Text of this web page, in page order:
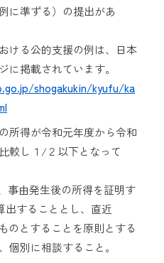
に準ずる）の提出があ
公的支援の例は、日本
に掲載されています。
shogakukin/kyufu/ka
所得が令和元年度から令和
較し１/２以下となって
由発生後の所得を証明す
出することとし、直近
とすることを原則とする
個別に相談すること。